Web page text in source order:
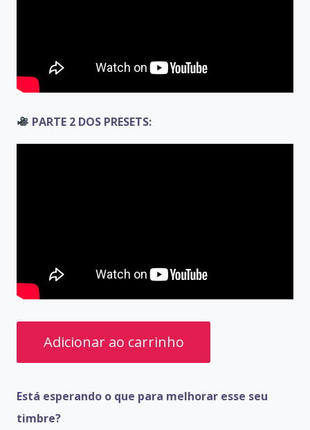
PARTE 2 DOS PRESETS:
G
quantidade
Adicionar ao carrinho
Está esperando o que para melhorar esse seu
timbre?